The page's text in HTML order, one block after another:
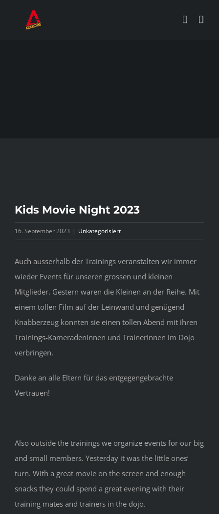
grösseres
Bild
Kids Movie Night 2023
16. September 2023 | Unkategorisiert
Auch ausserhalb der Trainings veranstalten wir immer
wieder Events für unseren grossen und kleinen
Mitglieder. Gestern waren die Kleinen an der Reihe. Mit
einem tollen Film auf der Leinwand und genügend
Knabberzeug konnten sie einen tollen Abend mit ihren
Trainings-KameradenInnen und TrainerInnen im Dojo
verbringen.
Danke an alle Eltern für das entgegengebrachte
Vertrauen!
Also outside the trainings we organize events for our big
and small members. Yesterday it was the little ones‘
turn. With a great movie on the screen and enough
snacks they could spend a great evening with their
training mates and trainers in the dojo.